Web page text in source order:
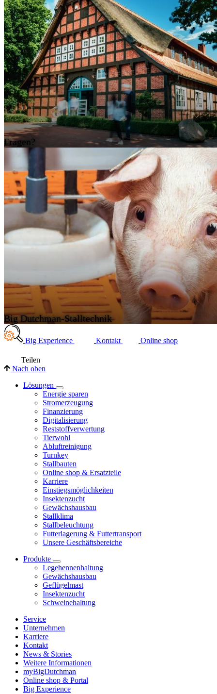
Fragen?
Big Dutchman-Stalltechnik
Big Experience Kontakt Online shop
Teilen
Nach oben
Lösungen
Energie sparen
Stromerzeugung
Finanzierung
Digitalisierung
Reststoffverwertung
Tierwohl
Abluftreinigung
Turnkey
Stallbauten
Online shop & Ersatzteile
Karriere
Einstiegsmöglichkeiten
Insektenzucht
Gewächshausbau
Stallklima
Stallbeleuchtung
Futterlagerung & Futtertransport
Unsere Geschäftsbereiche
Produkte
Legehennenhaltung
Gewächshausbau
Geflügelmast
Insektenzucht
Schweinehaltung
Service
Unternehmen
Karriere
Kontakt
News & Stories
Weitere Informationen
myBigDutchman
Online shop & Portal
Big Experience